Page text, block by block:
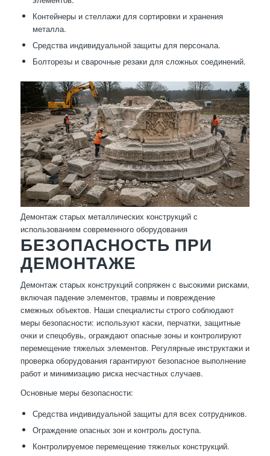
Контейнеры и стеллажи для сортировки и хранения
металла.
Средства индивидуальной защиты для персонала.
Болторезы и сварочные резаки для сложных соединений.
Демонтаж старых металлических конструкций с
использованием современного оборудования
БЕЗОПАСНОСТЬ ПРИ
ДЕМОНТАЖЕ
Демонтаж старых конструкций сопряжен с высокими рисками,
включая падение элементов, травмы и повреждение
смежных объектов. Наши специалисты строго соблюдают
меры безопасности: используют каски, перчатки, защитные
очки и спецобувь, ограждают опасные зоны и контролируют
перемещение тяжелых элементов. Регулярные инструктажи и
проверка оборудования гарантируют безопасное выполнение
работ и минимизацию риска несчастных случаев.
Основные меры безопасности:
Средства индивидуальной защиты для всех сотрудников.
Ограждение опасных зон и контроль доступа.
Контролируемое перемещение тяжелых конструкций.